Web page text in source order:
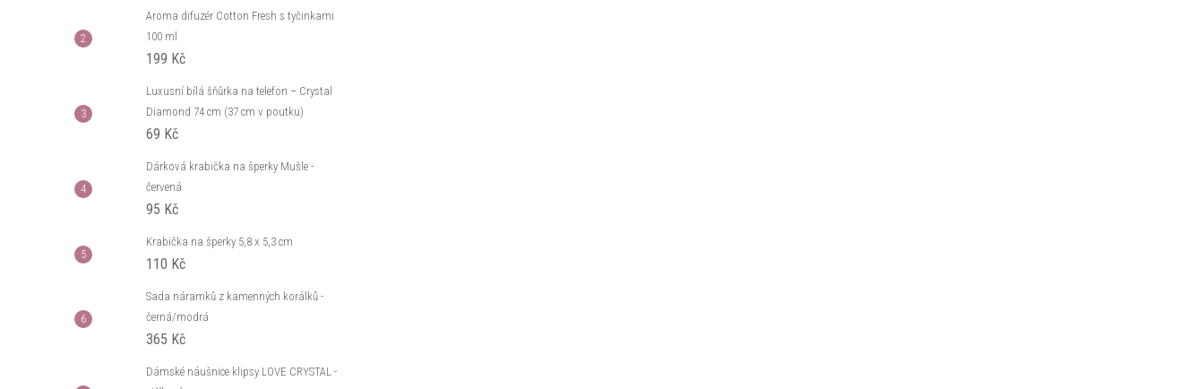
Aroma difuzér Cotton Fresh s tyčinkami
100 ml
199 Kč
Luxusní bílá šňůrka na telefon – Crystal
Diamond 74 cm (37 cm v poutku)
69 Kč
Dárková krabička na šperky Mušle -
červená
95 Kč
Krabička na šperky 5,8 x 5,3 cm
110 Kč
Sada náramků z kamenných korálků -
černá/modrá
365 Kč
Dámské náušnice klipsy LOVE CRYSTAL -